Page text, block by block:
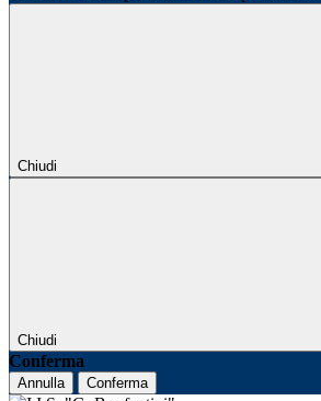
Chiudi
Chiudi
Conferma
Annulla Conferma